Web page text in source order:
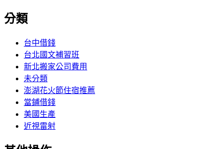
分類
台中借錢
台北國文補習班
新北搬家公司費用
未分類
澎湖花火節住宿推薦
當鋪借錢
美國生產
近視雷射